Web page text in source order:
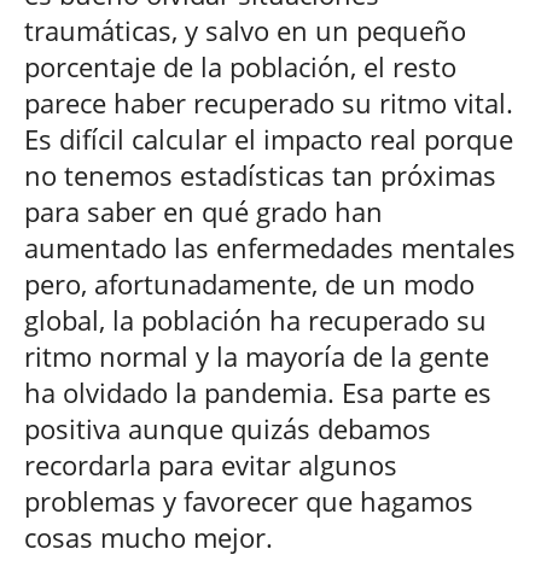
traumáticas, y salvo en un pequeño
porcentaje de la población, el resto
parece haber recuperado su ritmo vital.
Es difícil calcular el impacto real porque
no tenemos estadísticas tan próximas
para saber en qué grado han
aumentado las enfermedades mentales
pero, afortunadamente, de un modo
global, la población ha recuperado su
ritmo normal y la mayoría de la gente
ha olvidado la pandemia. Esa parte es
positiva aunque quizás debamos
recordarla para evitar algunos
problemas y favorecer que hagamos
cosas mucho mejor.